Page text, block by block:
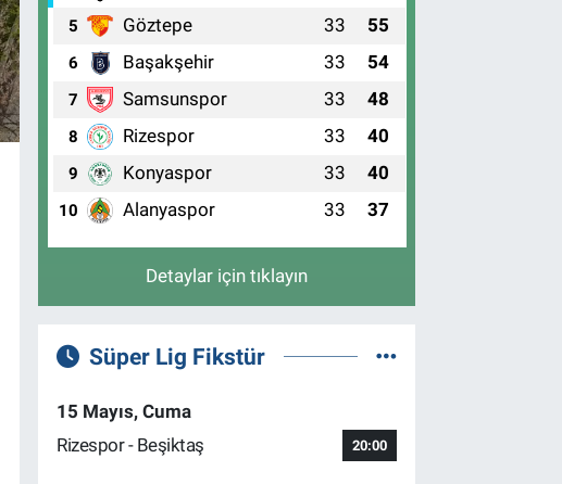
5 Göztepe 33 55
6 Başakşehir 33 54
7 Samsunspor 33 48
8 Rizespor 33 40
9 Konyaspor 33 40
10 Alanyaspor 33 37
Detaylar için tıklayın
Süper Lig Fikstür
15 Mayıs, Cuma
Rizespor - Beşiktaş
20:00